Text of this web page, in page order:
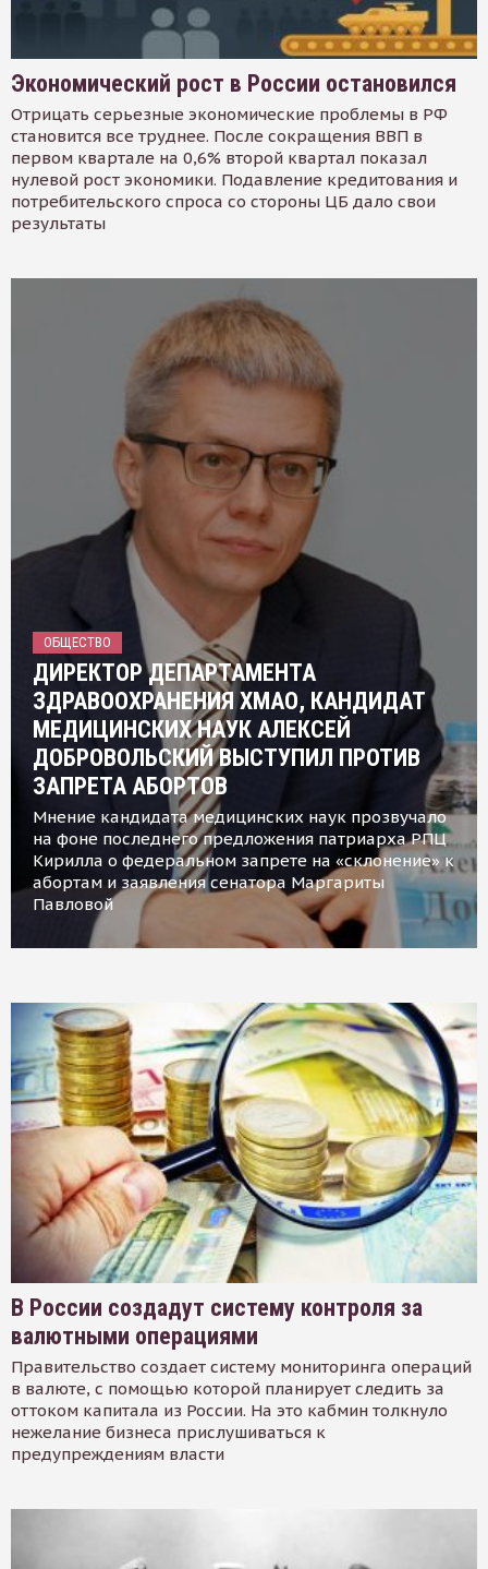
Экономический рост в России остановился
Отрицать серьезные экономические проблемы в РФ
становится все труднее. После сокращения ВВП в
первом квартале на 0,6% второй квартал показал
нулевой рост экономики. Подавление кредитования и
потребительского спроса со стороны ЦБ дало свои
результаты
ОБЩЕСТВО
ДИРЕКТОР ДЕПАРТАМЕНТА
ЗДРАВООХРАНЕНИЯ ХМАО, КАНДИДАТ
МЕДИЦИНСКИХ НАУК АЛЕКСЕЙ
ДОБРОВОЛЬСКИЙ ВЫСТУПИЛ ПРОТИВ
ЗАПРЕТА АБОРТОВ
Мнение кандидата медицинских наук прозвучало
на фоне последнего предложения патриарха РПЦ
Кирилла о федеральном запрете на «склонение» к
абортам и заявления сенатора Маргариты
Павловой
В России создадут систему контроля за
валютными операциями
Правительство создает систему мониторинга операций
в валюте, с помощью которой планирует следить за
оттоком капитала из России. На это кабмин толкнуло
нежелание бизнеса прислушиваться к
предупреждениям власти